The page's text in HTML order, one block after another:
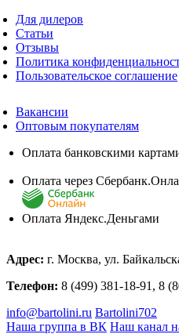
Для дилеров
Статьи
Отзывы
Политика
Пользовательское соглашение
Вакансии
Оптовым покупателям
Оплата банковскими
Оплата через
Оплата Яндекс.Деньгами
Адрес: г. Москва, ул.
Телефон: 8 (499) 381-18-91, 8
info@bartolini.ru Bartolini702
Наша группа в ВК Наш канал